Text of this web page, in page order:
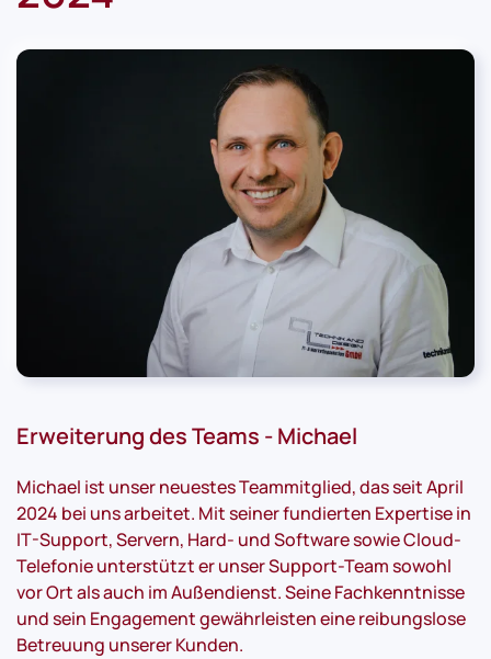
Erweiterung des Teams - Michael
Michael ist unser neuestes Teammitglied, das seit April
2024 bei uns arbeitet. Mit seiner fundierten Expertise in
IT-Support, Servern, Hard- und Software sowie Cloud-
Telefonie unterstützt er unser Support-Team sowohl
vor Ort als auch im Außendienst. Seine Fachkenntnisse
und sein Engagement gewährleisten eine reibungslose
Betreuung unserer Kunden.